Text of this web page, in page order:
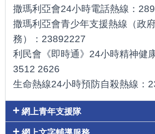
撒瑪利亞會24小時電話熱線：
撒瑪利亞會青少年支援熱線（政
務）：23892227
利民會《即時通》24小時精神健
3512 2626
生命熱線24小時預防自殺熱線：
網上青年支援隊